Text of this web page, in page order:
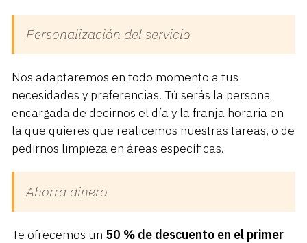
Personalización del servicio
Nos adaptaremos en todo momento a tus
necesidades y preferencias. Tú serás la persona
encargada de decirnos el día y la franja horaria en
la que quieres que realicemos nuestras tareas, o de
pedirnos limpieza en áreas específicas.
Ahorra dinero
Te ofrecemos un 50 % de descuento en el primer